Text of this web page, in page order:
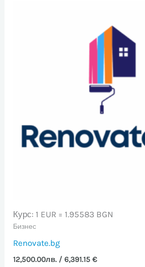
Курс: 1 EUR = 1.95583 BGN
Бизнес
Renovate.bg
12,500.00лв. / 6,391.15 €